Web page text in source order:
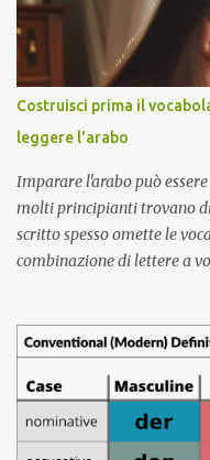
il sud promuove legami più
Ministero dell'Istruzione
insegnando a oltre 30.000
thailandese, malese,
includono anche il
affari e del commercio.
offerte di lavoro a Taiwan
Costruisci prima il
leggere l'arabo
Imparare l'arabo può
molti principianti trovano
scritto spesso omette le
combinazione di lettere a
vocabolario. Impara le
avrai acquisito una buona
grado di riconoscere le
Pensatelo come risolvere